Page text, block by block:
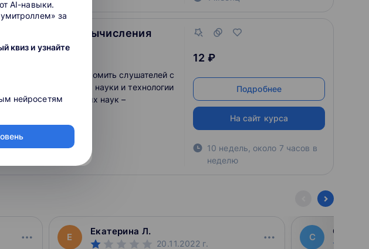
мышления, которое важно в
области Computer Science в целом и в
в квантовые вычисления
4.2
задача курса – познакомить слушателей с
областью науки и технологии
и компьютерных наук –
12 ₽
Подробнее
На сайт курса
10 недель, около 7 часов в
неделю
Е
Екатерина Л.
20.11.2022 г.
С
AI-навыки.
за
квиз и узнайте
нейросетям